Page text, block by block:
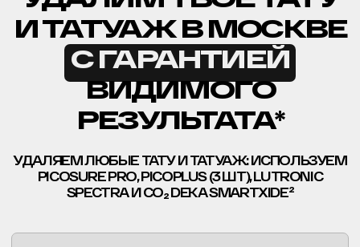
*Основатель клиники
удаления тату ET.LASER